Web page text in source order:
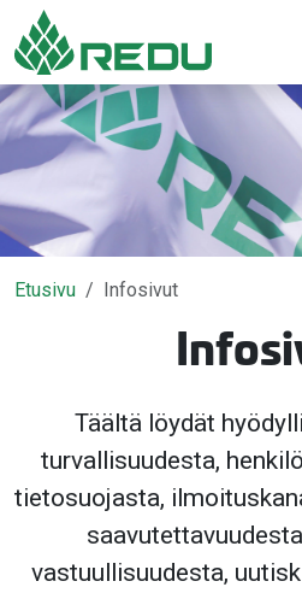
Siirry sivusisältöön
Etusivu Infosivut
Täältä löydät
turvallisuudesta,
tietosuojasta,
vastuullisuudesta,